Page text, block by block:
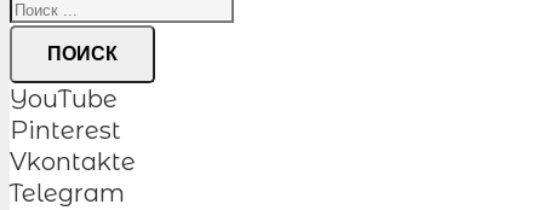
ПОИСК
YouTube
Pinterest
Vkontakte
Telegram